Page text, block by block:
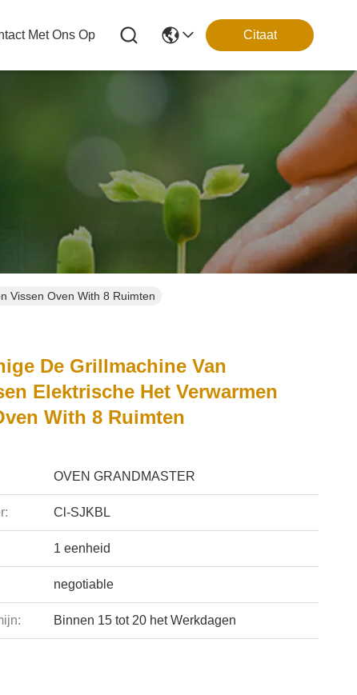
Met Ons Op Citaat
Vissen Oven With 8 Ruimten
De Grillmachine Van
Elektrische Het Verwarmen
With 8 Ruimten
OVEN GRANDMASTER
Cl-SJKBL
1 eenheid
negotiable
Binnen 15 tot 20 het Werkdagen